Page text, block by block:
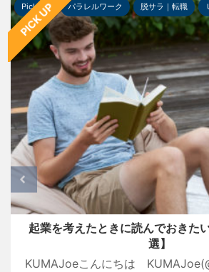
PICK UP
Pick-up パラレルワーク 脱サラ｜転職
起業を考えたときに読んでおきた
選】
KUMAJoeこんにちは